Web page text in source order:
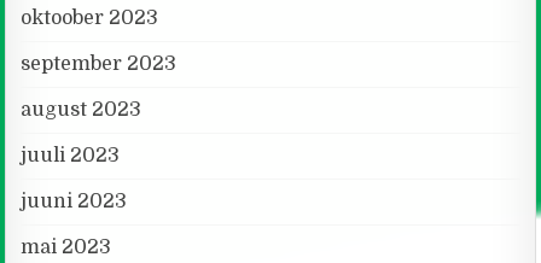
oktoober 2023
september 2023
august 2023
juuli 2023
juuni 2023
mai 2023